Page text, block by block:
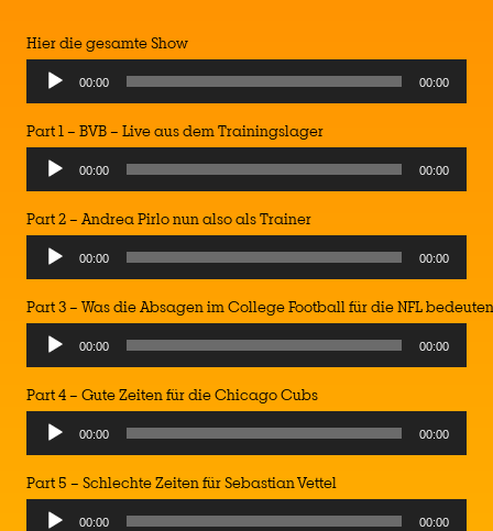
Hier die gesamte Show
Audio
Player
00:00 00:00
Part 1 – BVB – Live aus dem Trainingslager
Audio
Player
00:00 00:00
Part 2 – Andrea Pirlo nun also als Trainer
Audio
Player
00:00 00:00
Part 3 – Was die Absagen im College Football für die NFL bedeuten
Audio
Player
00:00 00:00
Part 4 – Gute Zeiten für die Chicago Cubs
Audio
Player
00:00 00:00
Part 5 – Schlechte Zeiten für Sebastian Vettel
Audio
00:00 00:00